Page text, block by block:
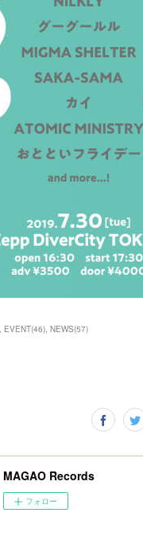
EVENT(46) NEWS(57)
MAGAO Records
フォロー